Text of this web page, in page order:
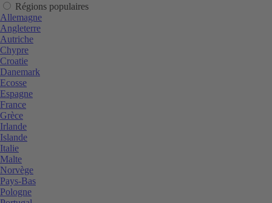
Régions populaires
Allemagne
Angleterre
Autriche
Chypre
Croatie
Danemark
Ecosse
Espagne
France
Grèce
Irlande
Islande
Italie
Malte
Norvège
Pays-Bas
Pologne